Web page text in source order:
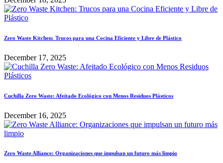
Zero Waste Kitchen: Trucos para una Cocina Eficiente y Libre de Plástico
December 17, 2025
Cuchilla Zero Waste: Afeitado Ecológico con Menos Residuos Plásticos
December 16, 2025
Zero Waste Alliance: Organizaciones que impulsan un futuro más limpio